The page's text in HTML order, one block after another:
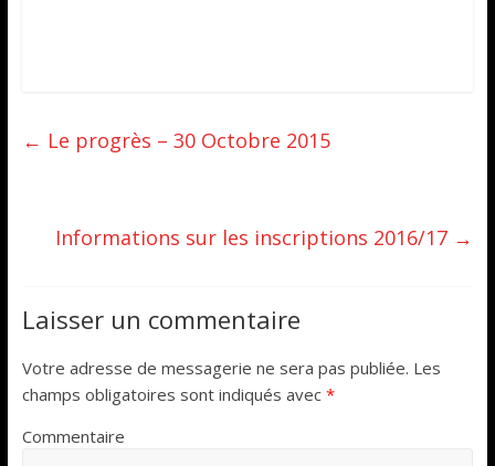
← Le progrès – 30 Octobre 2015
Informations sur les inscriptions 2016/17 →
Laisser un commentaire
Votre adresse de messagerie ne sera pas publiée. Les
champs obligatoires sont indiqués avec *
Commentaire